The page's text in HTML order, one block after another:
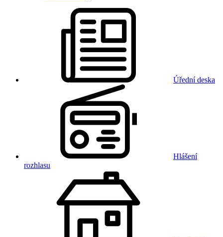
Úřední deska
Hlášení
rozhlasu